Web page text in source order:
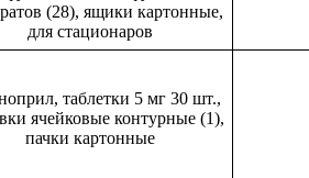
(28), ящики картонные,
для стационаров
таблетки 5 мг 30 шт.,
ячейковые контурные (1),
пачки картонные